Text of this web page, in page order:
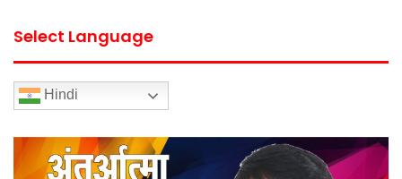
Select Language
Hindi